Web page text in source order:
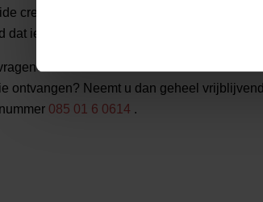
crematie in Winssen, Crematorium24 is
dat iedereen een persoonlijk en waardig
over de kosten van een crematie in
ontvangen? Neemt u dan geheel
085 01 6 0614 .